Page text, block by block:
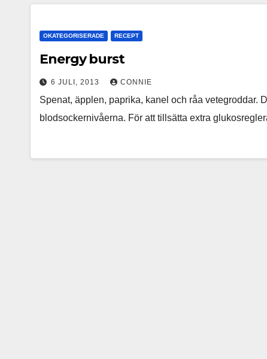
OKATEGORISERADE RECEPT
Energy burst
6 JULI, 2013 CONNIE
Spenat, äpplen, paprika, kanel och råa vetegroddar.
blodsockernivåerna. För att tillsätta extra